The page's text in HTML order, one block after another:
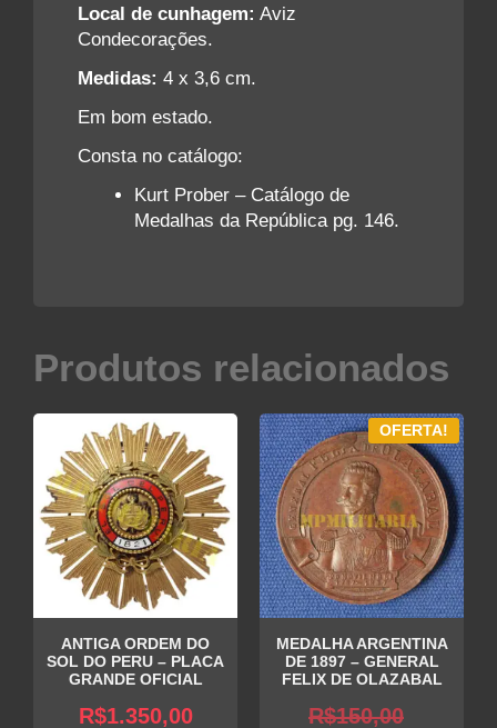
Local de cunhagem: Aviz
Condecorações.
Medidas: 4 x 3,6 cm.
Em bom estado.
Consta no catálogo:
Kurt Prober – Catálogo de
Medalhas da República pg. 146.
Produtos relacionados
ANTIGA ORDEM DO
SOL DO PERU – PLACA
GRANDE OFICIAL
R$1.350,00
OFERTA!
MEDALHA ARGENTINA
DE 1897 – GENERAL
FELIX DE OLAZABAL
R$150,00